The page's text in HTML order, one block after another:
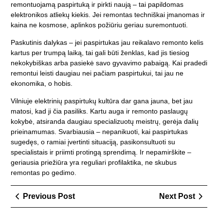
remontuojamą paspirtuką ir pirkti naują – tai papildomas
elektronikos atliekų kiekis. Jei remontas techniškai įmanomas ir
kaina ne kosmose, aplinkos požiūriu geriau suremontuoti.
Paskutinis dalykas – jei paspirtukas jau reikalavo remonto kelis
kartus per trumpą laiką, tai gali būti ženklas, kad jis tiesiog
nekokybiškas arba pasiekė savo gyvavimo pabaigą. Kai pradedi
remontui leisti daugiau nei pačiam paspirtukui, tai jau ne
ekonomika, o hobis.
Vilniuje elektrinių paspirtukų kultūra dar gana jauna, bet jau
matosi, kad ji čia pasiliks. Kartu auga ir remonto paslaugų
kokybė, atsiranda daugiau specializuotų meistrų, gerėja dalių
prieinamumas. Svarbiausia – nepanikuoti, kai paspirtukas
sugedęs, o ramiai įvertinti situaciją, pasikonsultuoti su
specialistais ir priimti protingą sprendimą. Ir nepamirškite –
geriausia priežiūra yra reguliari profilaktika, ne skubus
remontas po gedimo.
Navigacija
tarp
Previous PostPrevious
Post
Next Post
Next
Post